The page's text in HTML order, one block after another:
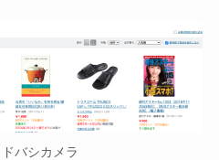
バシカメラ